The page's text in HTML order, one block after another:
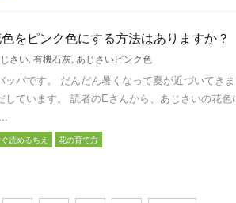
色をピンク色にする方法はありますか？
さい, 有機石灰, あじさいピンク色
ッパです。 だんだん暑くなって夏が近づいてき
しています。 読者のEさんから、あじさいの花
読めるちえ 花の育て方